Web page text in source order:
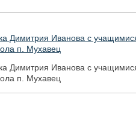
Димитрия Иванова с
п. Мухавец
Димитрия Иванова с
п. Мухавец